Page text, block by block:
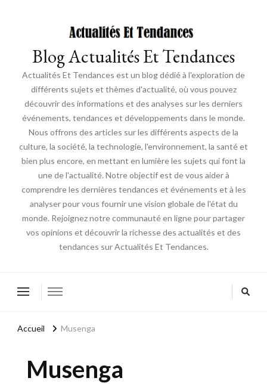
Blog Actualités Et Tendances
Actualités Et Tendances est un blog dédié à l'exploration de
différents sujets et thèmes d'actualité, où vous pouvez
découvrir des informations et des analyses sur les derniers
événements, tendances et développements dans le monde.
Nous offrons des articles sur les différents aspects de la
culture, la société, la technologie, l'environnement, la santé et
bien plus encore, en mettant en lumière les sujets qui font la
une de l'actualité. Notre objectif est de vous aider à
comprendre les dernières tendances et événements et à les
analyser pour vous fournir une vision globale de l'état du
monde. Rejoignez notre communauté en ligne pour partager
vos opinions et découvrir la richesse des actualités et des
tendances sur Actualités Et Tendances.
Accueil Musenga
Musenga